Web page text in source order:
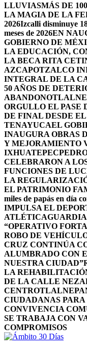
LLUVIASMÁS DE
LA MAGIA DE LA
2026Izcalli disminuye
meses de 2026EN
GOBIERNO DE
LA EDUCACIÓN,
LA BECA RITA
AZCAPOTZALCO
INTEGRAL DE LA
50 AÑOS DE
ABANDONO
ORGULLO EL PASE
DE FINAL DESDE
TENAYUCAEL
INAUGURA OBRAS
Y MEJORAMIENTO
IXHUATEPEC
CELEBRARON A
FUNCIONES DE
LA
EL PATRIMONIO
miles de papás en día
IMPULSA EL
ATLÉTICA
“OPERATIVO
ROBO DE
CRUZ CONTINÚA
ALUMBRADO CON
NUESTRA CIUDAD”
LA
DE LA CALLE
CENTRO
CIUDADANAS
CONVIVENCIA
SE TRABAJA CON
COMPROMISOS